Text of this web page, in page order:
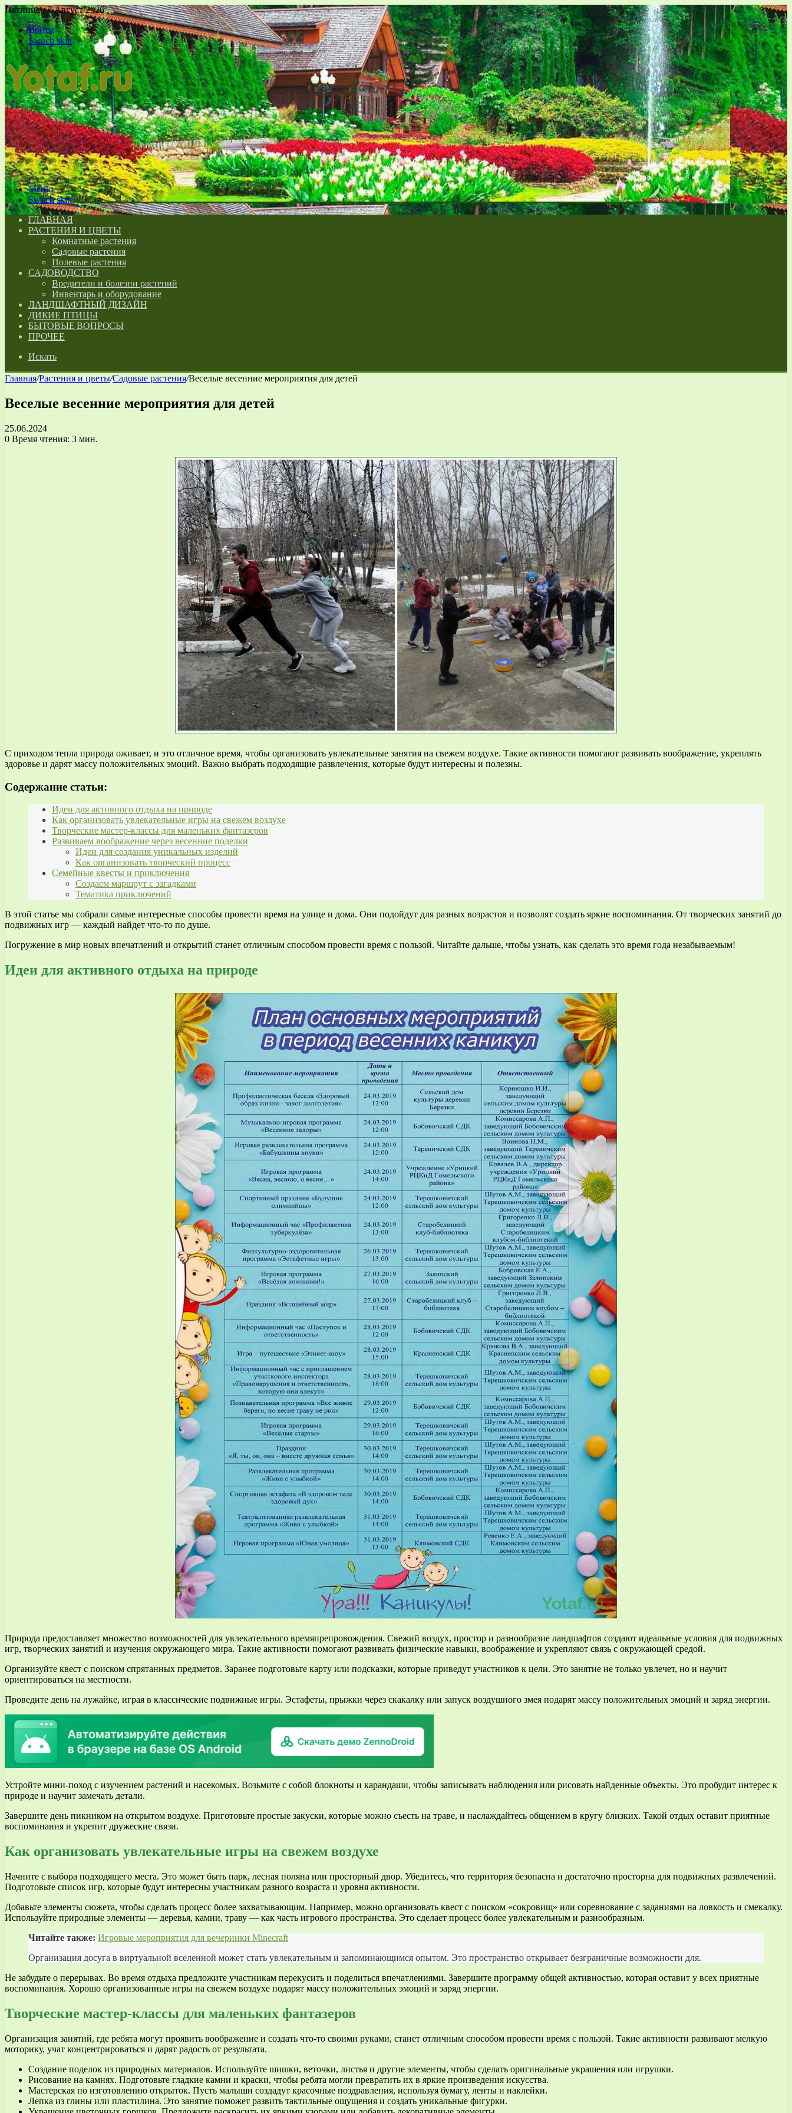
Пятница , 7 Август 2026
Войти
Switch skin
Меню
Switch skin
ГЛАВНАЯ
РАСТЕНИЯ И ЦВЕТЫ
Комнатные растения
Садовые растения
Полевые растения
САДОВОДСТВО
Вредители и болезни растений
Инвентарь и оборудование
ЛАНДШАФТНЫЙ ДИЗАЙН
ДИКИЕ ПТИЦЫ
БЫТОВЫЕ ВОПРОСЫ
ПРОЧЕЕ
Искать
Главная/Растения и цветы/Садовые растения/Веселые весенние мероприятия для детей
Веселые весенние мероприятия для детей
25.06.2024
0 Время чтения: 3 мин.
С приходом тепла природа оживает, и это отличное время, чтобы организовать увлекательные занятия на свежем воздухе. Такие активности помогают развивать воображение, укреплять
здоровье и дарят массу положительных эмоций. Важно выбрать подходящие развлечения, которые будут интересны и полезны.
Содержание статьи:
Идеи для активного отдыха на природе
Как организовать увлекательные игры на свежем воздухе
Творческие мастер-классы для маленьких фантазеров
Развиваем воображение через весенние поделки
Идеи для создания уникальных изделий
Как организовать творческий процесс
Семейные квесты и приключения
Создаем маршрут с загадками
Тематика приключений
В этой статье мы собрали самые интересные способы провести время на улице и дома. Они подойдут для разных возрастов и позволят создать яркие воспоминания. От творческих занятий до
подвижных игр — каждый найдет что-то по душе.
Погружение в мир новых впечатлений и открытий станет отличным способом провести время с пользой. Читайте дальше, чтобы узнать, как сделать это время года незабываемым!
Идеи для активного отдыха на природе
Природа предоставляет множество возможностей для увлекательного времяпрепровождения. Свежий воздух, простор и разнообразие ландшафтов создают идеальные условия для подвижных
игр, творческих занятий и изучения окружающего мира. Такие активности помогают развивать физические навыки, воображение и укрепляют связь с окружающей средой.
Организуйте квест с поиском спрятанных предметов. Заранее подготовьте карту или подсказки, которые приведут участников к цели. Это занятие не только увлечет, но и научит
ориентироваться на местности.
Проведите день на лужайке, играя в классические подвижные игры. Эстафеты, прыжки через скакалку или запуск воздушного змея подарят массу положительных эмоций и заряд энергии.
Устройте мини-поход с изучением растений и насекомых. Возьмите с собой блокноты и карандаши, чтобы записывать наблюдения или рисовать найденные объекты. Это пробудит интерес к
природе и научит замечать детали.
Завершите день пикником на открытом воздухе. Приготовьте простые закуски, которые можно съесть на траве, и наслаждайтесь общением в кругу близких. Такой отдых оставит приятные
воспоминания и укрепит дружеские связи.
Как организовать увлекательные игры на свежем воздухе
Начните с выбора подходящего места. Это может быть парк, лесная поляна или просторный двор. Убедитесь, что территория безопасна и достаточно просторна для подвижных развлечений.
Подготовьте список игр, которые будут интересны участникам разного возраста и уровня активности.
Добавьте элементы сюжета, чтобы сделать процесс более захватывающим. Например, можно организовать квест с поиском «сокровищ» или соревнование с заданиями на ловкость и смекалку.
Используйте природные элементы — деревья, камни, траву — как часть игрового пространства. Это сделает процесс более увлекательным и разнообразным.
Читайте также: Игровые мероприятия для вечеринки Minecraft
Организация досуга в виртуальной вселенной может стать увлекательным и запоминающимся опытом. Это пространство открывает безграничные возможности для.
Не забудьте о перерывах. Во время отдыха предложите участникам перекусить и поделиться впечатлениями. Завершите программу общей активностью, которая оставит у всех приятные
воспоминания. Хорошо организованные игры на свежем воздухе подарят массу положительных эмоций и заряд энергии.
Творческие мастер-классы для маленьких фантазеров
Организация занятий, где ребята могут проявить воображение и создать что-то своими руками, станет отличным способом провести время с пользой. Такие активности развивают мелкую
моторику, учат концентрироваться и дарят радость от результата.
Создание поделок из природных материалов. Используйте шишки, веточки, листья и другие элементы, чтобы сделать оригинальные украшения или игрушки.
Рисование на камнях. Подготовьте гладкие камни и краски, чтобы ребята могли превратить их в яркие произведения искусства.
Мастерская по изготовлению открыток. Пусть малыши создадут красочные поздравления, используя бумагу, ленты и наклейки.
Лепка из глины или пластилина. Это занятие поможет развить тактильные ощущения и создать уникальные фигурки.